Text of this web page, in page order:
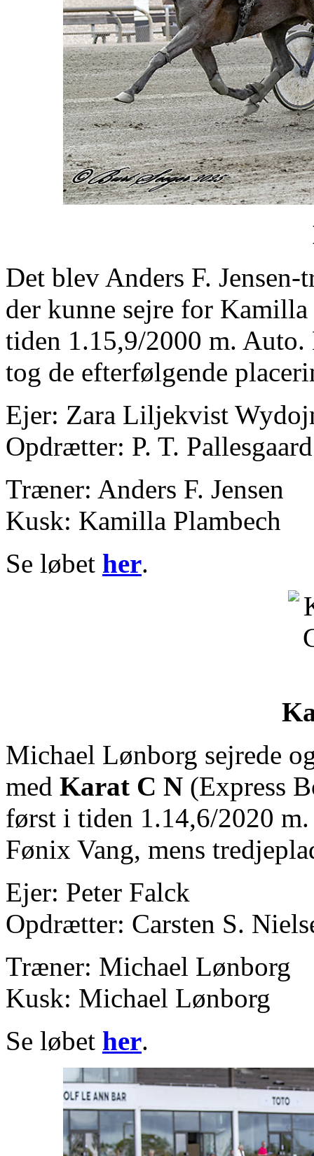
Det blev Anders F.
der kunne sejre for
tiden 1.15,9/2000 m.
tog de efterfølgende
Ejer: Zara Liljekvist
Opdrætter: P. T.
Træner: Anders F. Jensen
Kusk: Kamilla Plambech
Se løbet her.
Michael Lønborg sejrede
med Karat C N (Express
først i tiden 1.14,6/2020
Fønix Vang, mens
Ejer: Peter Falck
Opdrætter: Carsten S.
Træner: Michael Lønborg
Kusk: Michael Lønborg
Se løbet her.